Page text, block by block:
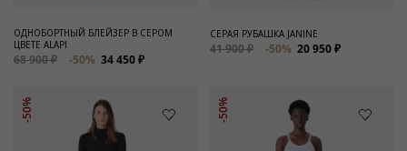
ОДНОБОРТНЫЙ БЛЕЙЗЕР В СЕРОМ
ЦВЕТЕ ALAPI
68 900 ₽ -50% 34 450 ₽
СЕРАЯ РУБАШКА JANINE
41 900 ₽ -50% 20 950 ₽
-50% -50%